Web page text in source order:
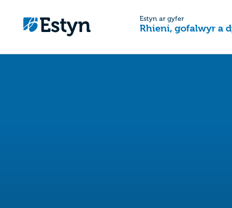
Estyn ar gyfer
Rhieni, gofalwyr a